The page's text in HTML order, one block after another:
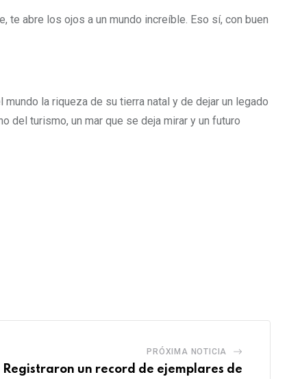
te abre los ojos a un mundo increíble. Eso sí, con buen
la riqueza de su tierra natal y de dejar un legado
del turismo, un mar que se deja mirar y un futuro
PRÓXIMA NOTICIA
Registraron un record de ejemplares de